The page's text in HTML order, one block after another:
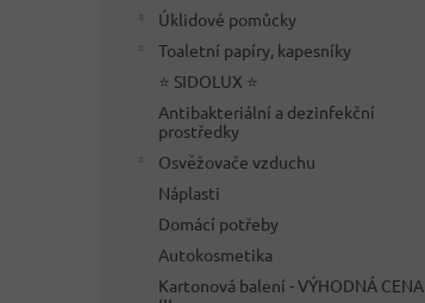
Úklidové pomůcky
Toaletní papíry, kapesníky
⭐ SIDOLUX ⭐
Antibakteriální a dezinfekční
prostředky
Osvěžovače vzduchu
Náplasti
Domácí potřeby
Autokosmetika
Kartonová balení - VÝHODNÁ CENA